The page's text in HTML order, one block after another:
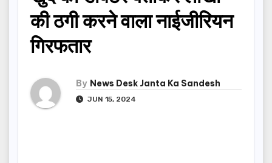
की ठगी करने वाला नाईजीरियन
गिरफतार
By News Desk Janta Ka Sandesh
JUN 15, 2024